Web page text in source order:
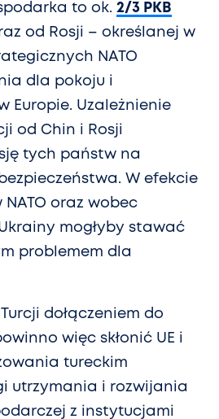
to ok. 2/3 PKB
od Rosji – określanej w
NATO
dla pokoju i
Europie. Uzależnienie
od Chin i Rosji
tych państw na
W efekcie
NATO oraz wobec
mogłyby stawać
problemem dla
dołączeniem do
więc skłonić UE i
tureckim
utrzymania i rozwijania
z instytucjami